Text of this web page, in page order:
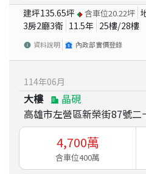
建坪135.65坪 含車位20.22坪
3房2廳3衛 11.5年 25樓/28樓
資料說明 內政部實價登錄
114年06月
大樓
晶硯
高雄市左營區新榮街87號二
4,700萬
含車位400萬